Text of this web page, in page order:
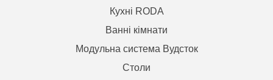
Кухні RODA
Ванні кімнати
Модульна система Вудсток
Cтоли